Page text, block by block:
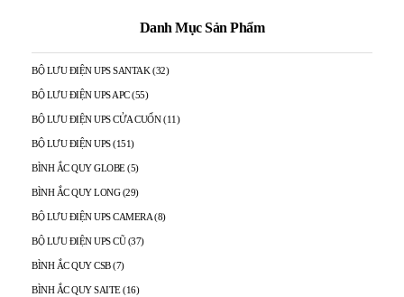
Danh Mục Sản Phẩm
BỘ LƯU ĐIỆN UPS SANTAK (32)
BỘ LƯU ĐIỆN UPS APC (55)
BỘ LƯU ĐIỆN UPS CỬA CUỐN (11)
BỘ LƯU ĐIỆN UPS (151)
BÌNH ẮC QUY GLOBE (5)
BÌNH ẮC QUY LONG (29)
BỘ LƯU ĐIỆN UPS CAMERA (8)
BỘ LƯU ĐIỆN UPS CŨ (37)
BÌNH ẮC QUY CSB (7)
BÌNH ẮC QUY SAITE (16)